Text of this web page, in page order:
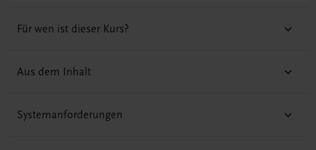
Für wen ist dieser Kurs?
Aus dem Inhalt
Systemanforderungen